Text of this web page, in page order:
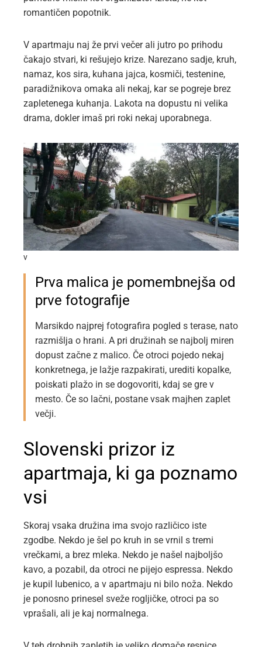
romantičen popotnik.
V apartmaju naj že prvi večer ali jutro po prihodu
čakajo stvari, ki rešujejo krize. Narezano sadje, kruh,
namaz, kos sira, kuhana jajca, kosmiči, testenine,
paradižnikova omaka ali nekaj, kar se pogreje brez
zapletenega kuhanja. Lakota na dopustu ni velika
drama, dokler imaš pri roki nekaj uporabnega.
v
Prva malica je pomembnejša od
prve fotografije
Marsikdo najprej fotografira pogled s terase, nato
razmišlja o hrani. A pri družinah se najbolj miren
dopust začne z malico. Če otroci pojedo nekaj
konkretnega, je lažje razpakirati, urediti kopalke,
poiskati plažo in se dogovoriti, kdaj se gre v
mesto. Če so lačni, postane vsak majhen zaplet
večji.
Slovenski prizor iz
apartmaja, ki ga poznamo
vsi
Skoraj vsaka družina ima svojo različico iste
zgodbe. Nekdo je šel po kruh in se vrnil s tremi
vrečkami, a brez mleka. Nekdo je našel najboljšo
kavo, a pozabil, da otroci ne pijejo espressa. Nekdo
je kupil lubenico, a v apartmaju ni bilo noža. Nekdo
je ponosno prinesel sveže rogljičke, otroci pa so
vprašali, ali je kaj normalnega.